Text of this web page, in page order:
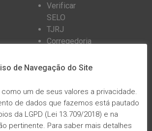
Verificar
SELO
TJRJ
Corregedoria
da
Receita
Federal
ANOREGRJ
CNJ
de Navegação do Site
um de seus valores a privacidade.
de dados que fazemos está pautado
da LGPD (Lei 13.709/2018) e na
pertinente. Para saber mais detalhes